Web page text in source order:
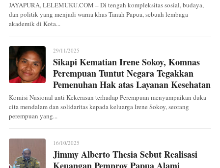
JAYAPURA, LELEMUKU.COM – Di tengah kompleksitas sosial, budaya,
dan politik yang menjadi warna khas Tanah Papua, sebuah lembaga
akademik di Kota...
29/11/2025
Sikapi Kematian Irene Sokoy, Komnas
Perempuan Tuntut Negara Tegakkan
Pemenuhan Hak atas Layanan Kesehatan
Komisi Nasional anti Kekerasan terhadap Perempuan menyampaikan duka
cita mendalam dan solidaritas kepada keluarga Irene Sokoy, seorang
perempuan yang...
16/10/2025
Jimmy Alberto Thesia Sebut Realisasi